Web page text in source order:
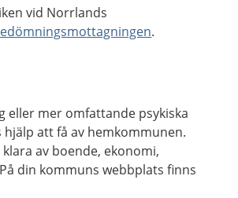
vid Norrlands
.
eller mer omfattande psykiska
att få av hemkommunen.
av boende, ekonomi,
din kommuns webbplats finns